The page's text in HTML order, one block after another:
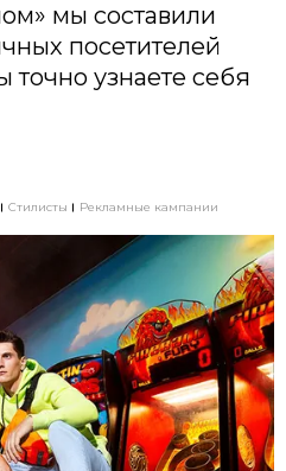
мы составили
посетителей
точно узнаете себя
Стилисты Рекламные кампании